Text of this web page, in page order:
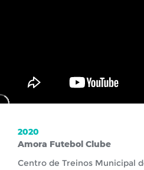
2020
Amora Futebol Clube
Centro de Treinos Municipal